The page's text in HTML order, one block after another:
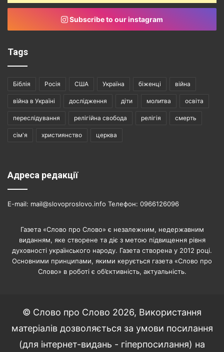
Subscribe to our instagram
Tags
Біблія Росія США Україна біженці війна
війна в Україні дослідження діти молитва освіта
переслідування релігійна свобода релігія смерть
сім'я християнство церква
Адреса редакції
E-mail: mail@slovoproslovo.info Телефон: 0966126096
Газета «Слово про Слово» є незалежним, недержавним
виданням, яке створене та діє з метою підвищення рівня
духовності українського народу. Газета створена у 2012 році.
Основними принципами, якими керується газета «Слово про
Слово» в роботі є об’єктивність, актуальність.
© Слово про Слово 2026, Використання
матеріалів дозволяється за умови посилання
(для інтернет-видань - гіперпосилання) на